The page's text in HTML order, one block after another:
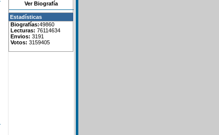
Ver Biografía
Estadísticas
Biografías:49860
Lecturas: 76114634
Envios: 3191
Votos: 3159405